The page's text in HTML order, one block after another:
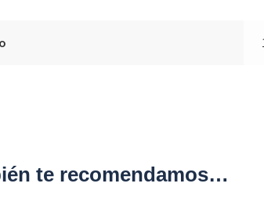
te recomendamos…